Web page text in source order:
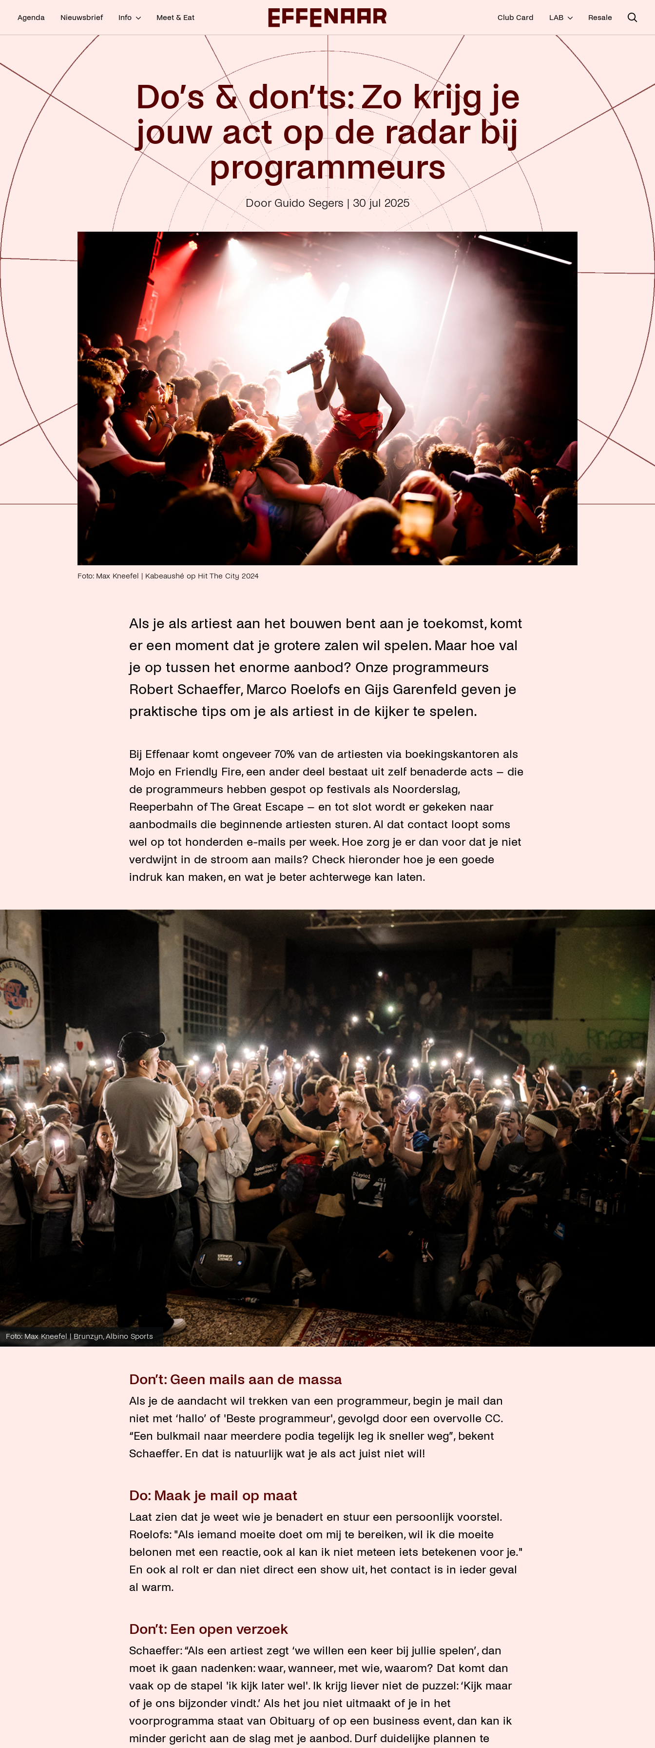
Agenda Nieuwsbrief Info Meet & Eat Club Card LAB Resale
Do’s & don’ts: Zo krijg je
jouw act op de radar bij
programmeurs
Door Guido Segers | 30 jul 2025
Foto: Max Kneefel | Kabeaushé op Hit The City 2024
Als je als artiest aan het bouwen bent aan je toekomst, komt
er een moment dat je grotere zalen wil spelen. Maar hoe val
je op tussen het enorme aanbod? Onze programmeurs
Robert Schaeffer, Marco Roelofs en Gijs Garenfeld geven je
praktische tips om je als artiest in de kijker te spelen.
Bij Effenaar komt ongeveer 70% van de artiesten via boekingskantoren als
Mojo en Friendly Fire, een ander deel bestaat uit zelf benaderde acts – die
de programmeurs hebben gespot op festivals als Noorderslag,
Reeperbahn of The Great Escape – en tot slot wordt er gekeken naar
aanbodmails die beginnende artiesten sturen. Al dat contact loopt soms
wel op tot honderden e-mails per week. Hoe zorg je er dan voor dat je niet
verdwijnt in de stroom aan mails? Check hieronder hoe je een goede
indruk kan maken, en wat je beter achterwege kan laten.
Foto: Max Kneefel | Brunzyn, Albino Sports
Don’t: Geen mails aan de massa
Als je de aandacht wil trekken van een programmeur, begin je mail dan
niet met ‘hallo’ of 'Beste programmeur', gevolgd door een overvolle CC.
“Een bulkmail naar meerdere podia tegelijk leg ik sneller weg”, bekent
Schaeffer. En dat is natuurlijk wat je als act juist niet wil!
Do: Maak je mail op maat
Laat zien dat je weet wie je benadert en stuur een persoonlijk voorstel.
Roelofs: "Als iemand moeite doet om mij te bereiken, wil ik die moeite
belonen met een reactie, ook al kan ik niet meteen iets betekenen voor je."
En ook al rolt er dan niet direct een show uit, het contact is in ieder geval
al warm.
Don’t: Een open verzoek
Schaeffer: “Als een artiest zegt ‘we willen een keer bij jullie spelen’, dan
moet ik gaan nadenken: waar, wanneer, met wie, waarom? Dat komt dan
vaak op de stapel 'ik kijk later wel'. Ik krijg liever niet de puzzel: ‘Kijk maar
of je ons bijzonder vindt.’ Als het jou niet uitmaakt of je in het
voorprogramma staat van Obituary of op een business event, dan kan ik
minder gericht aan de slag met je aanbod. Durf duidelijke plannen te